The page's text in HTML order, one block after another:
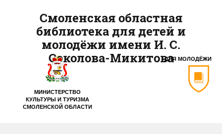
МИНИСТЕРСТВО
КУЛЬТУРЫ И ТУРИЗМА
СМОЛЕНСКОЙ ОБЛАСТИ
ДЛЯ МОЛОДЁЖИ
Смоленская областная
библиотека для детей и
молодёжи имени И. С.
Соколова-Микитова